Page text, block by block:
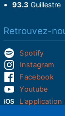
93.3 Guillestre
Retrouvez-
Spotify
Instagram
Facebook
Youtube
L'application